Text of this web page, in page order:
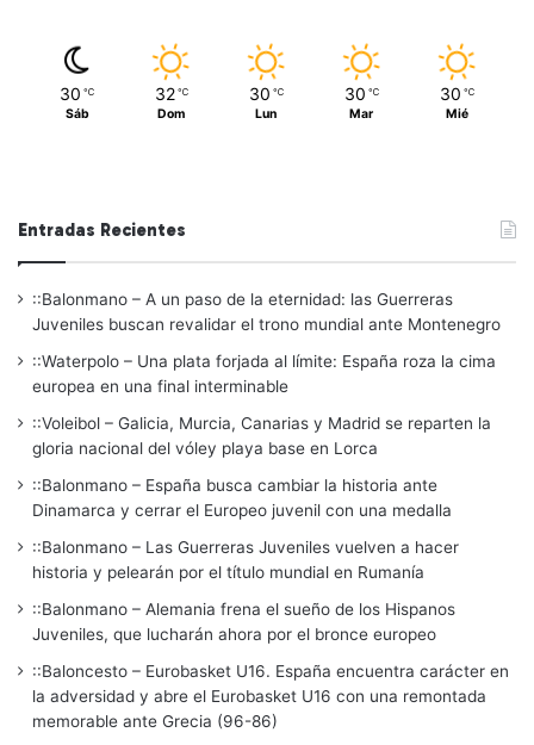
30 ℃
Sáb
32 ℃
Dom
30 ℃
Lun
30 ℃
Mar
30 ℃
Mié
Entradas Recientes
::Balonmano – A un paso de la eternidad: las Guerreras
Juveniles buscan revalidar el trono mundial ante Montenegro
::Waterpolo – Una plata forjada al límite: España roza la cima
europea en una final interminable
::Voleibol – Galicia, Murcia, Canarias y Madrid se reparten la
gloria nacional del vóley playa base en Lorca
::Balonmano – España busca cambiar la historia ante
Dinamarca y cerrar el Europeo juvenil con una medalla
::Balonmano – Las Guerreras Juveniles vuelven a hacer
historia y pelearán por el título mundial en Rumanía
::Balonmano – Alemania frena el sueño de los Hispanos
Juveniles, que lucharán ahora por el bronce europeo
::Baloncesto – Eurobasket U16. España encuentra carácter en
la adversidad y abre el Eurobasket U16 con una remontada
memorable ante Grecia (96-86)